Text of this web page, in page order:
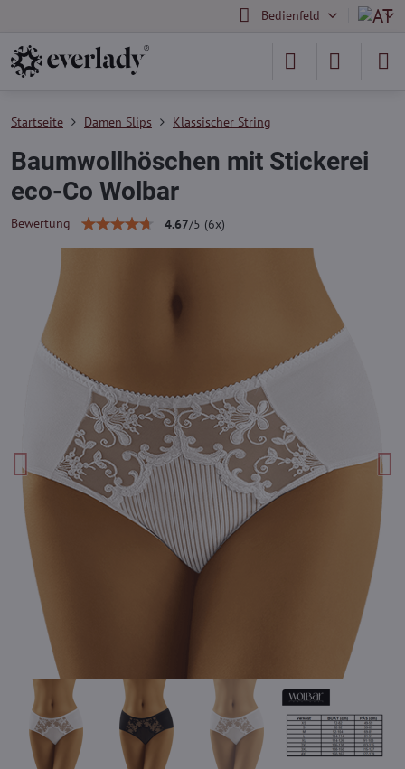
Bedienfeld
Startseite Damen Slips Klassischer String
Baumwollhöschen mit Stickerei
eco-Co Wolbar
Bewertung 4.67/5 (6x)